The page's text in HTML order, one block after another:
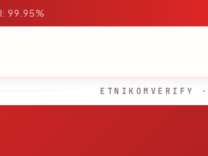
99.95%
ETNIKOMVERIFY